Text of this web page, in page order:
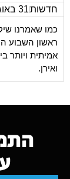
חדשות31 באוגוסט 2024
כמו שאמרנו
ראשון השבוע
אמיתית ויותר
ואירן.